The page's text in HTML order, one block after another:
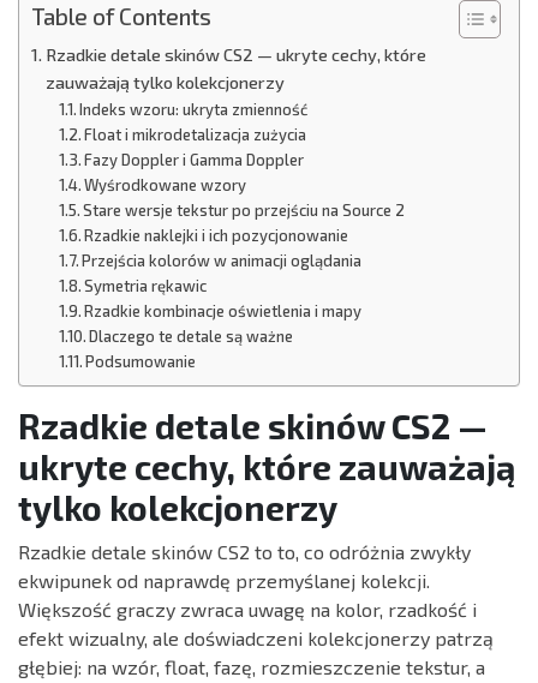
Table of Contents
Rzadkie detale skinów CS2 — ukryte cechy, które
zauważają tylko kolekcjonerzy
Indeks wzoru: ukryta zmienność
Float i mikrodetalizacja zużycia
Fazy Doppler i Gamma Doppler
Wyśrodkowane wzory
Stare wersje tekstur po przejściu na Source 2
Rzadkie naklejki i ich pozycjonowanie
Przejścia kolorów w animacji oglądania
Symetria rękawic
Rzadkie kombinacje oświetlenia i mapy
Dlaczego te detale są ważne
Podsumowanie
Rzadkie detale skinów CS2 —
ukryte cechy, które zauważają
tylko kolekcjonerzy
Rzadkie detale skinów CS2 to to, co odróżnia zwykły
ekwipunek od naprawdę przemyślanej kolekcji.
Większość graczy zwraca uwagę na kolor, rzadkość i
efekt wizualny, ale doświadczeni kolekcjonerzy patrzą
głębiej: na wzór, float, fazę, rozmieszczenie tekstur, a